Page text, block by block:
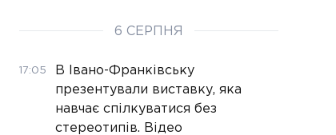
6 СЕРПНЯ
17:05
В Івано-Франківську
презентували виставку, яка
навчає спілкуватися без
стереотипів. Відео